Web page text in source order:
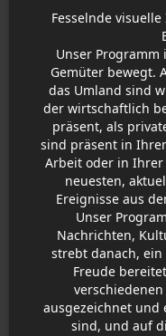
Fesselnde
Unser Programm
Gemüter bewegt.
das Umland sind
der wirtschaftlich
präsent, als
sind präsent in
Arbeit oder in
neuesten,
Ereignisse aus
Unser
Nachrichten,
strebt danach,
Freude
ausgezeichnet und
sind, und auf